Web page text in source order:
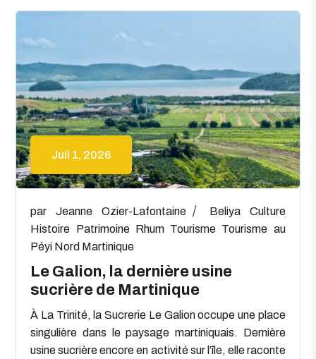
Juil 1, 2026
Le Galion, la dernière usine
sucrière de Martinique
parJeanne Ozier-Lafontaine Beliya
Culture
Histoire Patrimoine Rhum Tourisme Tourisme au
Péyi Nord Martinique
À La Trinité, la Sucrerie Le Galion occupe une place
singulière dans le paysage martiniquais. Dernière
usine sucrière encore en activité sur l’île, elle raconte